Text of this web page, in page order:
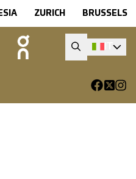
ZURICH BRUSSELS